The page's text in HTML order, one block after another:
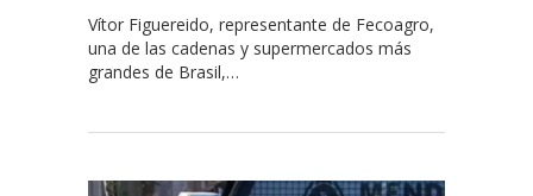
Vítor Figuereido, representante de Fecoagro,
una de las cadenas y supermercados más
grandes de Brasil,…